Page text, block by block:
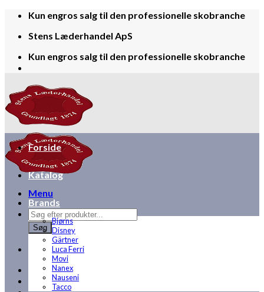
Skip
content
Kun engros salg til den professionelle skobranche
Stens Læderhandel ApS
Kun engros salg til den professionelle skobranche
Menu
Products
search
Søg
Forside
Katalog
Brands
Bjørns
Disney
Gärtner
Luca Ferri
Movi
Nanex
Nauseni
Tacco